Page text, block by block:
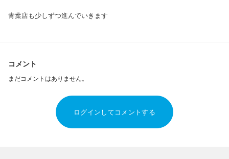
青葉店も少しずつ進んでいきます
コメント
まだコメントはありません。
ログインしてコメントする